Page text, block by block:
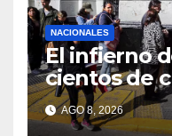
NACIONALES
El infierno
cientos de
espera y
registrados
AGO 8, 2026